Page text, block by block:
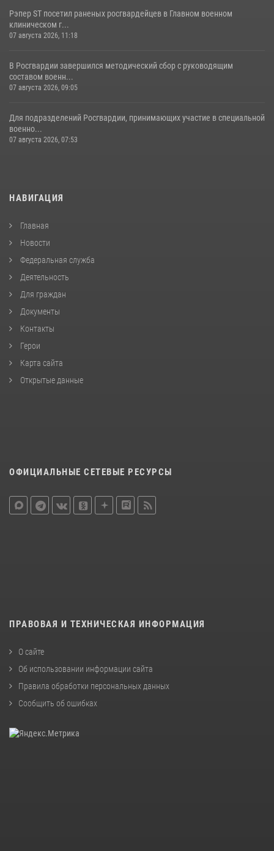
Рэпер ST посетил раненых росгвардейцев в Главном военном
клиническом г...
07 августа 2026, 11:18
В Росгвардии завершился методический сбор с руководящим
составом военн...
07 августа 2026, 09:05
Для подразделений Росгвардии, принимающих участие в специальной
военно...
07 августа 2026, 07:53
НАВИГАЦИЯ
Главная
Новости
Федеральная служба
Деятельность
Для граждан
Документы
Контакты
Герои
Карта сайта
Открытые данные
ОФИЦИАЛЬНЫЕ СЕТЕВЫЕ РЕСУРСЫ
ПРАВОВАЯ И ТЕХНИЧЕСКАЯ ИНФОРМАЦИЯ
О сайте
Об использовании информации сайта
Правила обработки персональных данных
Сообщить об ошибках